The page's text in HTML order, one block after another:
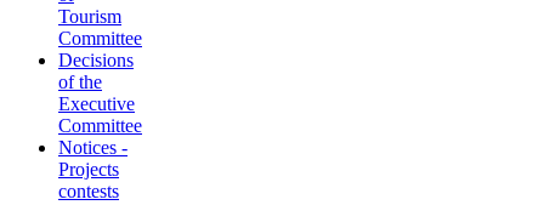
Tourism
Committee
Decisions
of the
Executive
Committee
Notices -
Projects
contests